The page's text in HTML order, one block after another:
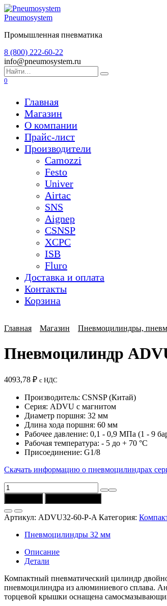
Перейти
к
Pneumosystem
Промышленная пневматика
8 (800) 222-60-22
info@pneumosystem.ru
Search
for:
0
Главная
Магазин
О компании
Прайс-лист
Производители
Camozzi
Festo
Univer
Airtac
SNS
Aignep
CSNSP
XCPC
ISB
Fluro
Доставка и оплата
Контакты
Корзина
Главная Магазин Пневмоцилиндры,
Пневмоцилиндр
4093,78 ₽ с НДС
Производитель: CSNSP (Китай)
Серия: ADVU с магнитом
Диаметр поршня: 32 мм
Длина хода поршня: 60 мм
Рабочее давление: 0,1 - 0,9 МПа (1 - 9
Рабочая температура: - 5 до + 70 °C
Присоединение: G1/8
Скачать информацию о пневмоцилиндрах
Количество
товара
Пневмоцилиндр
ADVU32-
60-
мм,
ход
=
Артикул: ADVU32-60-P-A Категория:
Пневмоцилиндры 32 мм
Описание
Детали
Компактный пневматический цилиндр
пневмоцилиндра из алюминиевого сплава.
торцевой крышки оснащена